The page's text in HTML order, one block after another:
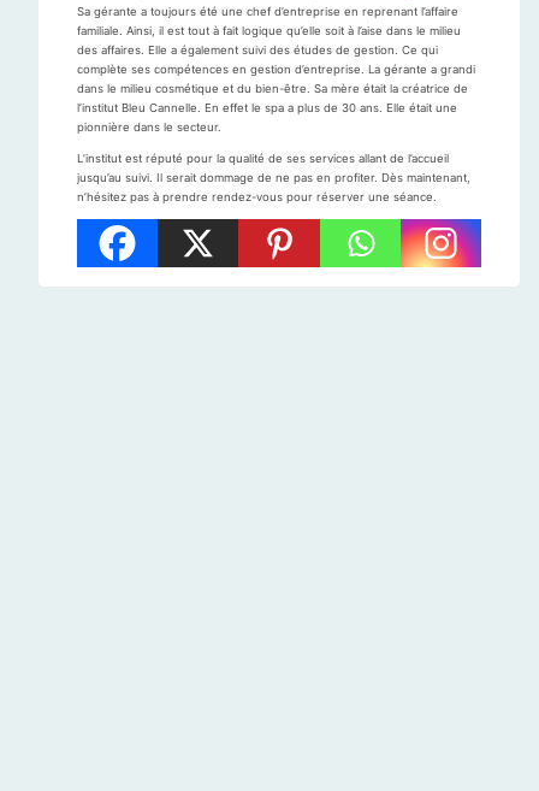
Sa gérante a toujours été une chef d’entreprise en reprenant l’affaire
familiale. Ainsi, il est tout à fait logique qu’elle soit à l’aise dans le milieu
des affaires. Elle a également suivi des études de gestion. Ce qui
complète ses compétences en gestion d’entreprise. La gérante a grandi
dans le milieu cosmétique et du bien-être. Sa mère était la créatrice de
l’institut Bleu Cannelle. En effet le spa a plus de 30 ans. Elle était une
pionnière dans le secteur.
L’institut est réputé pour la qualité de ses services allant de l’accueil
jusqu’au suivi. Il serait dommage de ne pas en profiter. Dès maintenant,
n’hésitez pas à prendre rendez-vous pour réserver une séance.